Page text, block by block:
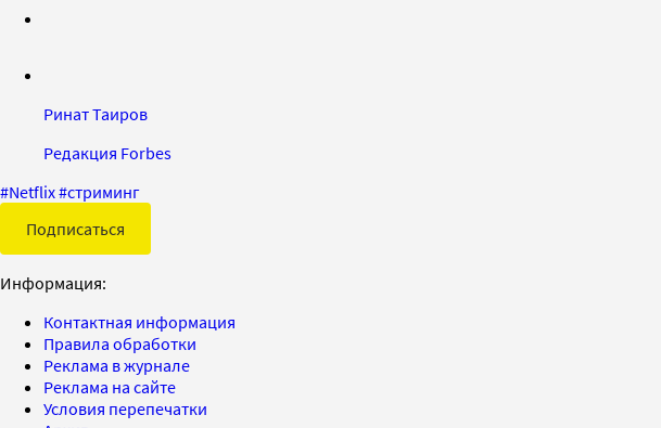
Ринат Таиров
Редакция Forbes
#Netflix#стриминг
Подписаться
Информация:
Контактная информация
Правила обработки
Реклама в журнале
Реклама на сайте
Условия перепечатки